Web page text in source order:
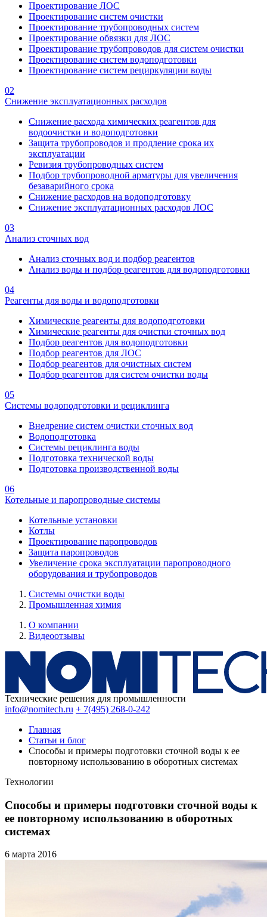
Проектирование ЛОС
Проектирование систем очистки
Проектирование трубопроводных систем
Проектирование обвязки для ЛОС
Проектирование трубопроводов для систем очистки
Проектирование систем водоподготовки
Проектирование систем рециркуляции воды
02
Снижение эксплуатационных расходов
Снижение расхода химических реагентов для
водоочистки и водоподготовки
Защита трубопроводов и продление срока их
эксплуатации
Ревизия трубопроводных систем
Подбор трубопроводной арматуры для увеличения
безаварийного срока
Снижение расходов на водоподготовку
Снижение эксплуатационных расходов ЛОС
03
Анализ сточных вод
Анализ сточных вод и подбор реагентов
Анализ воды и подбор реагентов для водоподготовки
04
Реагенты для воды и водоподготовки
Химические реагенты для водоподготовки
Химические реагенты для очистки сточных вод
Подбор реагентов для водоподготовки
Подбор реагентов для ЛОС
Подбор реагентов для очистных систем
Подбор реагентов для систем очистки воды
05
Системы водоподготовки и рециклинга
Внедрение систем очистки сточных вод
Водоподготовка
Системы рециклинга воды
Подготовка технической воды
Подготовка производственной воды
06
Котельные и паропроводные системы
Котельные установки
Котлы
Проектирование паропроводов
Защита паропроводов
Увеличение срока эксплуатации паропроводного
оборудования и трубопроводов
Системы очистки воды
Промышленная химия
О компании
Видеоотзывы
Технические решения для промышленности
info@nomitech.ru + 7(495) 268-0-242
Главная
Статьи и блог
Способы и примеры подготовки сточной воды к ее
повторному использованию в оборотных системах
Технологии
Способы и примеры подготовки сточной воды к
ее повторному использованию в оборотных
системах
6 марта 2016